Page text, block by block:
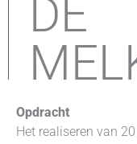
DE
Opdracht
Het realiseren van